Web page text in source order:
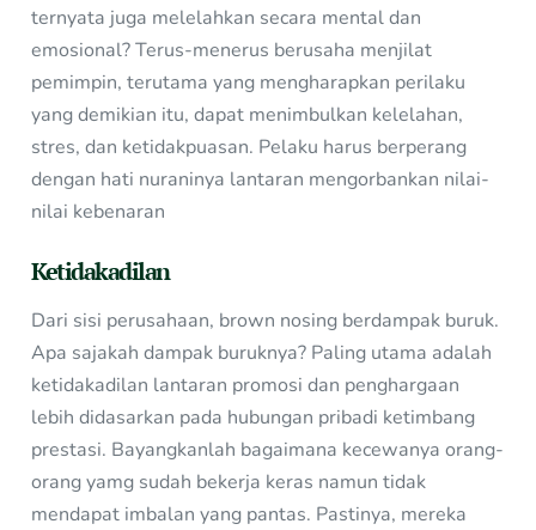
ternyata juga melelahkan secara mental dan
emosional? Terus-menerus berusaha menjilat
pemimpin, terutama yang mengharapkan perilaku
yang demikian itu, dapat menimbulkan kelelahan,
stres, dan ketidakpuasan. Pelaku harus berperang
dengan hati nuraninya lantaran mengorbankan nilai-
nilai kebenaran
Ketidakadilan
Dari sisi perusahaan, brown nosing berdampak buruk.
Apa sajakah dampak buruknya? Paling utama adalah
ketidakadilan lantaran promosi dan penghargaan
lebih didasarkan pada hubungan pribadi ketimbang
prestasi. Bayangkanlah bagaimana kecewanya orang-
orang yamg sudah bekerja keras namun tidak
mendapat imbalan yang pantas. Pastinya, mereka